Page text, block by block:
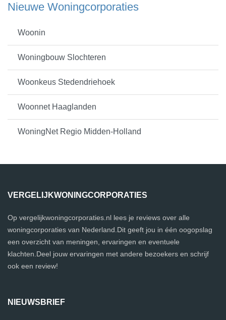
Nieuwe Woningcorporaties
Woonin
Woningbouw Slochteren
Woonkeus Stedendriehoek
Woonnet Haaglanden
WoningNet Regio Midden-Holland
VERGELIJKWONINGCORPORATIES
Op vergelijkwoningcorporaties.nl lees je reviews over alle
woningcorporaties van Nederland.Dit geeft jou in één oogopslag
een overzicht van meningen, ervaringen en eventuele
klachten.Deel jouw ervaringen met andere bezoekers en schrijf
ook een review!
NIEUWSBRIEF